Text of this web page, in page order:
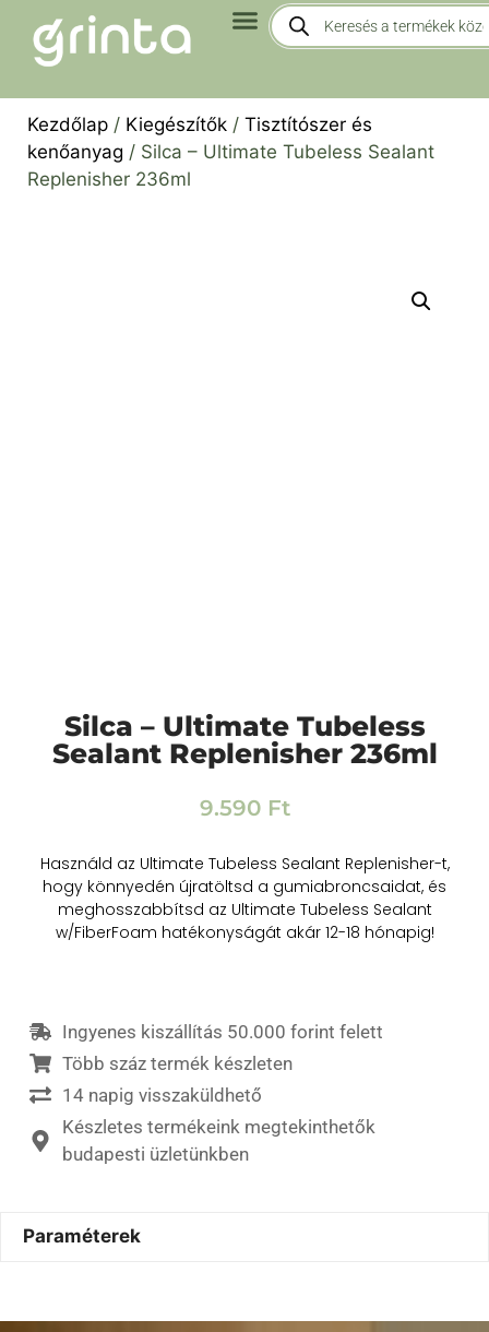
Kezdőlap / Kiegészítők / Tisztítószer és
kenőanyag / Silca – Ultimate Tubeless Sealant
Replenisher 236ml
Silca – Ultimate Tubeless
Sealant Replenisher 236ml
9.590 Ft
Használd az Ultimate Tubeless Sealant Replenisher-t,
hogy könnyedén újratöltsd a gumiabroncsaidat, és
meghosszabbítsd az Ultimate Tubeless Sealant
w/FiberFoam hatékonyságát akár 12-18 hónapig!
Ingyenes kiszállítás 50.000 forint felett
Több száz termék készleten
14 napig visszaküldhető
Készletes termékeink megtekinthetők
budapesti üzletünkben
Paraméterek